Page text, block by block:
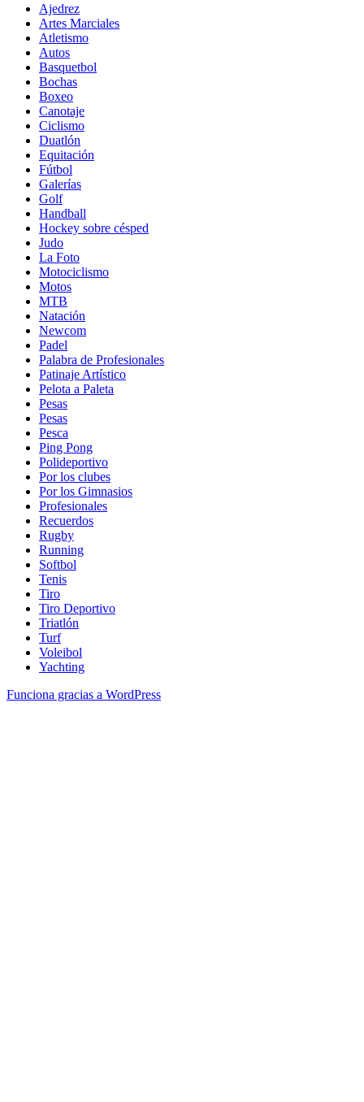
Ajedrez
Artes Marciales
Atletismo
Autos
Basquetbol
Bochas
Boxeo
Canotaje
Ciclismo
Duatlón
Equitación
Fútbol
Galerías
Golf
Handball
Hockey sobre césped
Judo
La Foto
Motociclismo
Motos
MTB
Natación
Newcom
Padel
Palabra de Profesionales
Patinaje Artístico
Pelota a Paleta
Pesas
Pesas
Pesca
Ping Pong
Polideportivo
Por los clubes
Por los Gimnasios
Profesionales
Recuerdos
Rugby
Running
Softbol
Tenis
Tiro
Tiro Deportivo
Triatlón
Turf
Voleibol
Yachting
Funciona gracias a WordPress